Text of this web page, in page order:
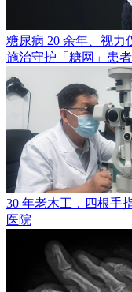
糖尿病 20 余年、视力
施治守护「糖网」患
30 年老木工，四根手
医院